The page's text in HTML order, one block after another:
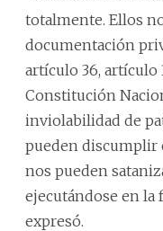
totalmente. Ellos
documentación
artículo 36, artículo
Constitución
inviolabilidad de
pueden discumplir
nos pueden
ejecutándose en la
expresó.